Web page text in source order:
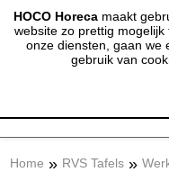
HOCO Horecamaakt
website zo prettig
onze diensten, gaan we
gebruik van
(020) 497
MIJN
Home » RVS Tafels »